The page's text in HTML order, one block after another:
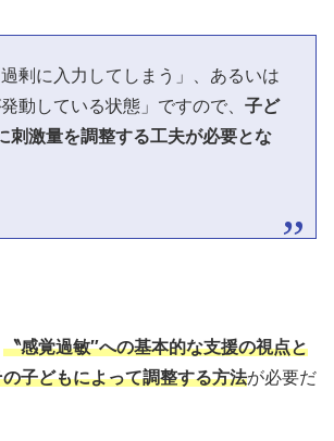
剰に入力してしまう」、あるいは
動している状態」ですので、 子ど
刺激量を調整する工夫が必要とな
〝感覚過敏″への基本的な支援の視点と
子どもによって調整する方法が必要だ